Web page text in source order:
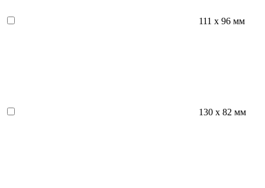
111 х 96 мм
130 х 82 мм